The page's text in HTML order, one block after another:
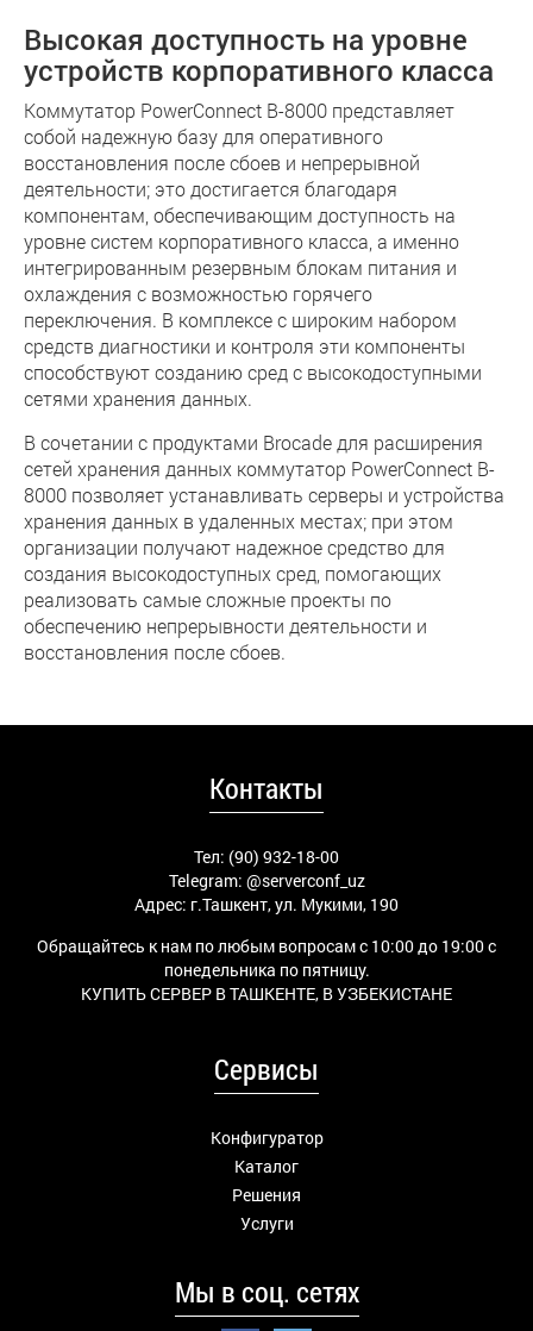
Высокая доступность на уровне
устройств корпоративного класса
Коммутатор PowerConnect B-8000 представляет
собой надежную базу для оперативного
восстановления после сбоев и непрерывной
деятельности; это достигается благодаря
компонентам, обеспечивающим доступность на
уровне систем корпоративного класса, а именно
интегрированным резервным блокам питания и
охлаждения с возможностью горячего
переключения. В комплексе с широким набором
средств диагностики и контроля эти компоненты
способствуют созданию сред с высокодоступными
сетями хранения данных.
В сочетании с продуктами Brocade для расширения
сетей хранения данных коммутатор PowerConnect B-
8000 позволяет устанавливать серверы и устройства
хранения данных в удаленных местах; при этом
организации получают надежное средство для
создания высокодоступных сред, помогающих
реализовать самые сложные проекты по
обеспечению непрерывности деятельности и
восстановления после сбоев.
Контакты
Тел: (90) 932-18-00
Telegram: @serverconf_uz
Адрес: г.Ташкент, ул. Мукими, 190
Обращайтесь к нам по любым вопросам с 10:00 до 19:00 с
понедельника по пятницу.
КУПИТЬ СЕРВЕР В ТАШКЕНТЕ, В УЗБЕКИСТАНЕ
Сервисы
Конфигуратор
Каталог
Решения
Услуги
Мы в соц. сетях